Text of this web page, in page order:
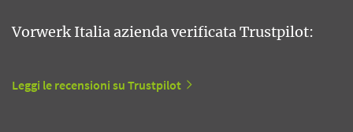
Vorwerk Italia azienda verificata Trustpilot:
Leggi le recensioni su Trustpilot